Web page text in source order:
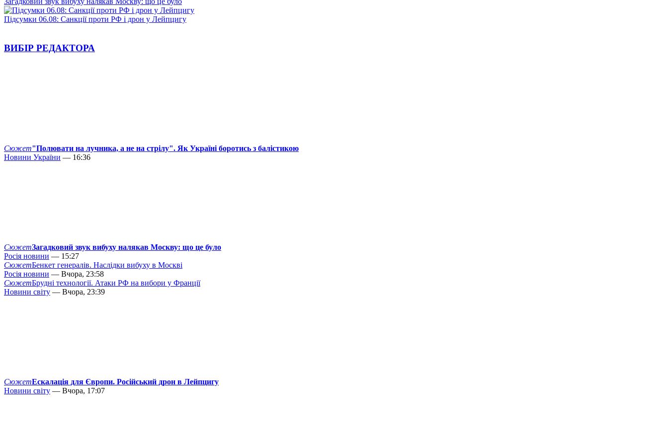
Підсумки 06.08: Санкції проти РФ і дрон у Лейпцигу
ВИБІР РЕДАКТОРА
Сюжет"Полювати на лучника, а не на стрілу". Як Україні боротись з балістикою
Новини України — 16:36
СюжетЗагадковий звук вибуху налякав Москву: що це було
Росія новини — 15:27
СюжетБенкет генералів. Наслідки вибуху в Москві
Росія новини — Вчора, 23:58
СюжетБрудні технології. Атаки РФ на вибори у Франції
Новини світу — Вчора, 23:39
СюжетЕскалація для Європи. Російський дрон в Лейпцигу
Новини світу — Вчора, 17:07